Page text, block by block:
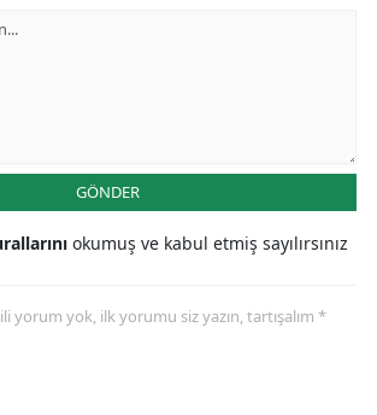
GÖNDER
okumuş ve kabul etmiş sayılırsınız
yorum yok, ilk yorumu siz yazın, tartışalım *